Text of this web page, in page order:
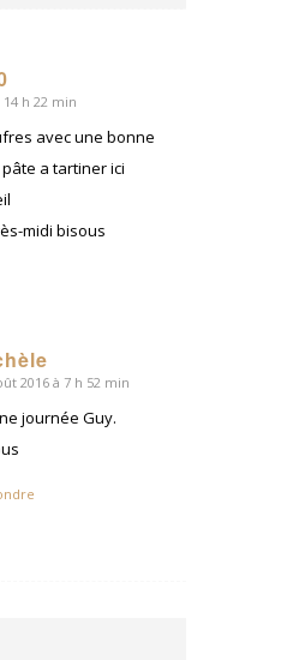
14 h 22 min
avec une bonne
a tartiner ici
midi bisous
2016 à 7 h 52 min
journée Guy.